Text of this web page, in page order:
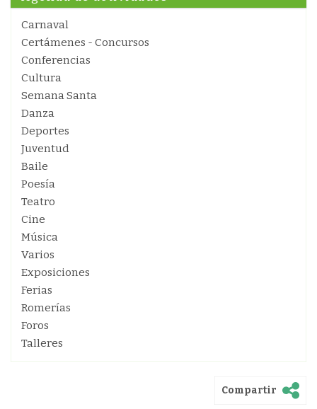
Carnaval
Certámenes - Concursos
Conferencias
Cultura
Semana Santa
Danza
Deportes
Juventud
Baile
Poesía
Teatro
Cine
Música
Varios
Exposiciones
Ferias
Romerías
Foros
Talleres
Compartir